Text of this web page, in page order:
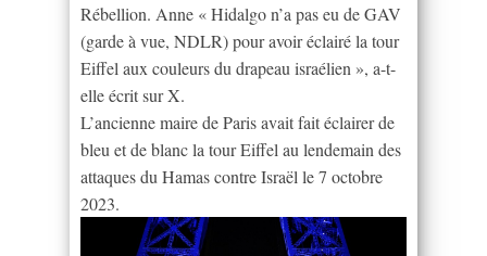
Rébellion. Anne « Hidalgo n’a pas eu de GAV
(garde à vue, NDLR) pour avoir éclairé la tour
Eiffel aux couleurs du drapeau israélien », a-t-
elle écrit sur X.
L’ancienne maire de Paris avait fait éclairer de
bleu et de blanc la tour Eiffel au lendemain des
attaques du Hamas contre Israël le 7 octobre
2023.